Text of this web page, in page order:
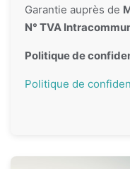
Garantie auprès de
N° TVA
Politique de
Politique de